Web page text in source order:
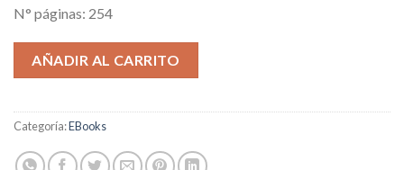
N° páginas: 254
AÑADIR AL CARRITO
Categoría:EBooks